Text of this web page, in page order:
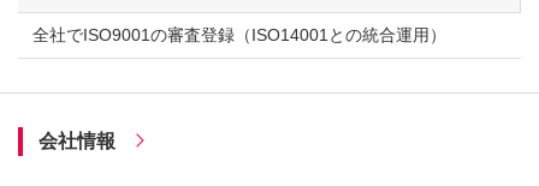
全社でISO9001の審査登録（ISO14001との統合運用）
会社情報